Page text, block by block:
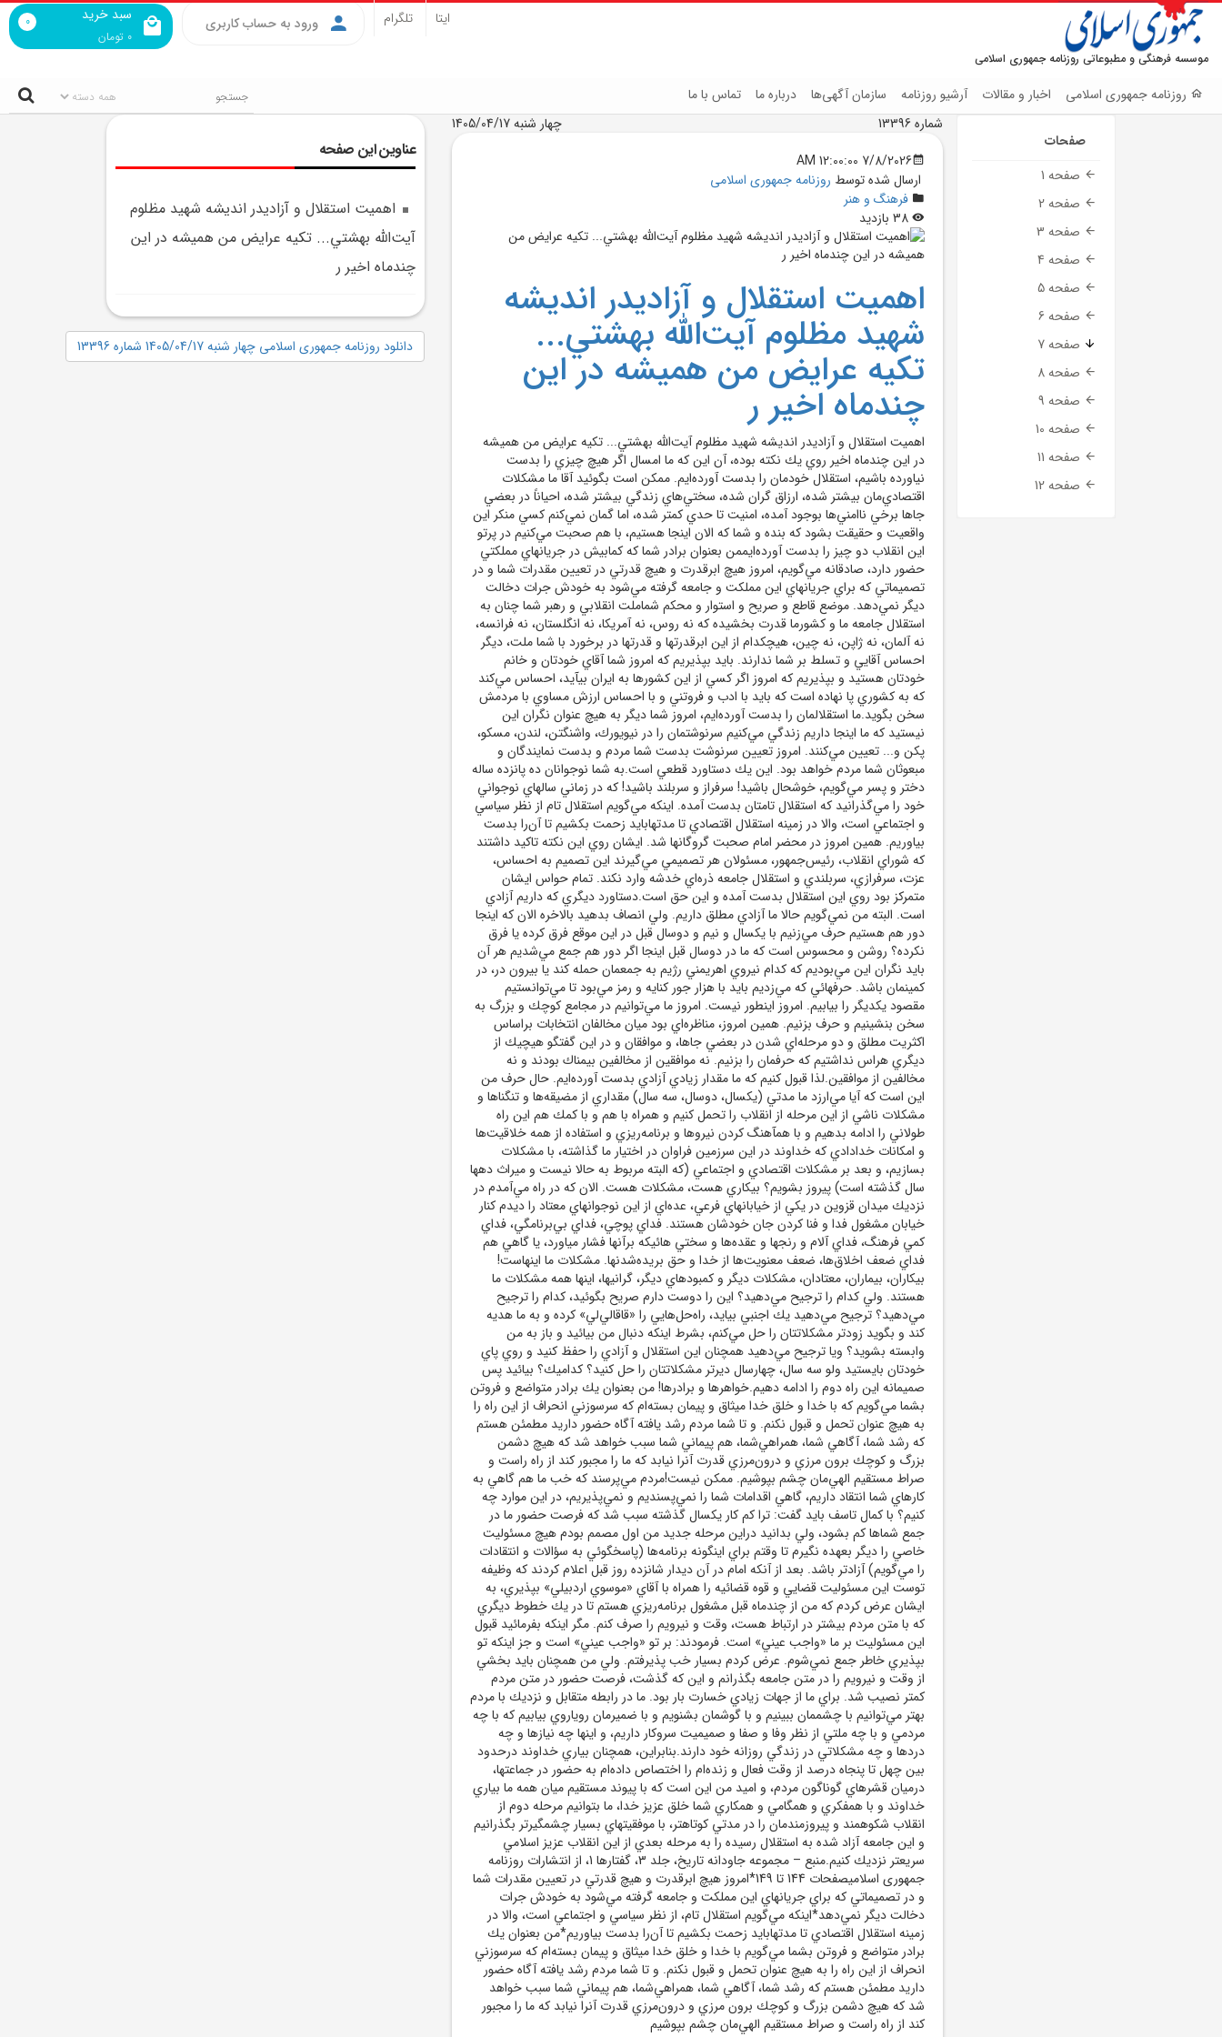
موسسه فرهنگی و مطبوعاتی روزنامه جمهوری اسلامی
سبد خرید
0 تومان
0 ورود به حساب کاربری ایتا تلگرام
روزنامه جمهوری اسلامی اخبار و مقالات آرشیو روزنامه سازمان آگهی‌ها درباره ما تماس با ما
صفحات
صفحه 1
صفحه 2
صفحه 3
صفحه 4
صفحه 5
صفحه 6
صفحه 7
صفحه 8
صفحه 9
صفحه 10
صفحه 11
صفحه 12
شماره 13396
چهار شنبه 1405/04/17
7/8/2026 12:00:00 AM
ارسال شده توسط روزنامه جمهوری اسلامی
فرهنگ و هنر
اهميت استقلال و آزاديدر انديشه
شهيد مظلوم آيت‌الله بهشتي...
تكيه عرايض من هميشه در اين
چندماه اخير ر
اهميت استقلال و آزاديدر انديشه شهيد مظلوم آيت‌الله بهشتي... تكيه عرايض من هميشه
در اين چندماه اخير روي يك نكته بوده، آن اين كه ما امسال اگر هيچ چيزي را بدست
نياورده باشيم، استقلال خودمان را بدست آورده‌ايم. ممكن است بگوئيد آقا ما مشكلات
اقتصادي‌مان بيشتر شده، ارزاق گران شده، سختي‌هاي زندگي بيشتر شده، احياناً در بعضي
جاها برخي ناامني‌ها بوجود آمده، امنيت تا حدي كمتر شده، اما گمان نمي‌كنم كسي منكر اين
واقعيت و حقيقت بشود كه بنده و شما كه الان اينجا هستيم، با هم صحبت مي‌كنيم در پرتو
اين انقلاب دو چيز را بدست آورده‌ايممن بعنوان برادر شما كه كمابيش در جريانهاي مملكتي
حضور دارد، صادقانه مي‌گويم، امروز هيچ ابرقدرت و هيچ قدرتي در تعيين مقدرات شما و در
تصميماتي كه براي جريانهاي اين مملكت و جامعه گرفته مي‌شود به خودش جرات دخالت
ديگر نمي‌دهد. موضع قاطع و صريح و استوار و محكم شماملت انقلابي و رهبر شما چنان به
استقلال جامعه ما و كشورما قدرت بخشيده كه نه روس، نه آمريكا، نه انگلستان، نه فرانسه،
نه آلمان، نه ژاپن، نه چين، هيچكدام از اين ابرقدرتها و قدرتها در برخورد با شما ملت، ديگر
احساس آقايي و تسلط بر شما ندارند. بايد بپذيريم كه امروز شما آقاي خودتان و خانم
خودتان هستيد و بپذيريم كه امروز اگر كسي از اين كشورها به ايران بيآيد، احساس مي‌كند
كه به كشوري پا نهاده است كه بايد با ادب و فروتني و با احساس ارزش مساوي با مردمش
سخن بگويد.ما استقلالمان را بدست آورده‌ايم، امروز شما ديگر به هيچ عنوان نگران اين
نيستيد كه ما اينجا داريم زندگي مي‌كنيم سرنوشتمان را در نيويورك، واشنگتن، لندن، مسكو،
پكن و... تعيين مي‌كنند. امروز تعيين سرنوشت بدست شما مردم و بدست نمايندگان و
مبعوثان شما مردم خواهد بود. اين يك دستاورد قطعي است.به شما نوجوانان ده پانزده ساله
دختر و پسر مي‌گويم، خوشحال باشيد! سرفراز و سربلند باشيد! كه در زماني سالهاي نوجواني
خود را مي‌گذرانيد كه استقلال تامتان بدست آمده. اينكه مي‌گويم استقلال تام از نظر سياسي
و اجتماعي است، والا در زمينه استقلال اقتصادي تا مدتهابايد زحمت بكشيم تا آن‌را بدست
بياوريم. همين امروز در محضر امام صحبت گروگانها شد. ايشان روي اين نكته تاكيد داشتند
كه شوراي انقلاب، رئيس‌جمهور، مسئولان هر تصميمي مي‌گيرند اين تصميم به احساس،
عزت، سرفرازي، سربلندي و استقلال جامعه ذره‌اي خدشه وارد نكند. تمام حواس ايشان
متمركز بود روي اين استقلال بدست آمده و اين حق است.دستاورد ديگري كه داريم آزادي
است. البته من نمي‌گويم حالا ما آزادي مطلق داريم. ولي انصاف بدهيد بالاخره الان كه اينجا
دور هم هستيم حرف مي‌زنيم با يكسال و نيم و دوسال قبل در اين موقع فرق كرده يا فرق
نكرده؟ روشن و محسوس است كه ما در دوسال قبل اينجا اگر دور هم جمع مي‌شديم هر آن
بايد نگران اين مي‌بوديم كه كدام نيروي اهريمني رژيم به جمعمان حمله كند يا بيرون در، در
كمينمان باشد. حرفهائي كه مي‌زديم بايد با هزار جور كنايه و رمز مي‌بود تا مي‌توانستيم
مقصود يكديگر را بيابيم. امروز اينطور نيست. امروز ما مي‌توانيم در مجامع كوچك و بزرگ به
سخن بنشينيم و حرف بزنيم. همين امروز، مناظره‌اي بود ميان مخالفان انتخابات براساس
اكثريت مطلق و دو مرحله‌اي شدن در بعضي جاها، و موافقان و در اين گفتگو هيچيك از
ديگري هراس نداشتيم كه حرفمان را بزنيم. نه موافقين از مخالفين بيمناك بودند و نه
مخالفين از موافقين.لذا قبول كنيم كه ما مقدار زيادي آزادي بدست آورده‌ايم. حال حرف من
اين است كه آيا مي‌ارزد ما مدتي (يكسال، دوسال، سه سال) مقداري از مضيقه‌ها و تنگناها و
مشكلات ناشي از اين مرحله از انقلاب را تحمل كنيم و همراه با هم و با كمك هم اين راه
طولاني را ادامه بدهيم و با همآهنگ كردن نيروها و برنامه‌ريزي و استفاده از همه خلاقيت‌ها
و امكانات خدادادي كه خداوند در اين سرزمين فراوان در اختيار ما گذاشته، با مشكلات
بسازيم، و بعد بر مشكلات اقتصادي و اجتماعي (كه البته مربوط به حالا نيست و ميراث دهها
سال گذشته است) پيروز بشويم؟ بيكاري هست، مشكلات هست. الان كه در راه مي‌آمدم در
نزديك ميدان قزوين در يكي از خيابانهاي فرعي، عده‌اي از اين نوجوانهاي معتاد را ديدم كنار
خيابان مشغول فدا و فنا كردن جان خودشان هستند. فداي پوچي، فداي بي‌برنامگي، فداي
كمي فرهنگ، فداي آلام و رنجها و عقده‌ها و سختي هائيكه برآنها فشار مياورد، يا گاهي هم
فداي ضعف اخلاق‌ها، ضعف معنويت‌ها از خدا و حق بريده‌شدنها. مشكلات ما اينهاست!
بيكاران، بيماران، معتادان، مشكلات ديگر و كمبودهاي ديگر، گرانيها، اينها همه مشكلات ما
هستند. ولي كدام را ترجيح مي‌دهيد؟ اين را دوست دارم صريح بگوئيد، كدام را ترجيح
مي‌دهيد؟ ترجيح مي‌دهيد يك اجنبي بيايد، راه‌حل‌هايي را «قاقالي‌لي» كرده و به ما هديه
كند و بگويد زودتر مشكلاتتان را حل مي‌كنم، بشرط اينكه دنبال من بيائيد و باز به من
وابسته بشويد؟ ويا ترجيح مي‌دهيد همچنان اين استقلال و آزادي را حفظ كنيد و روي پاي
خودتان بايستيد ولو سه سال، چهارسال ديرتر مشكلاتتان را حل كنيد؟ كداميك؟ بيائيد پس
صميمانه اين راه دوم را ادامه دهيم.خواهرها و برادرها! من بعنوان يك برادر متواضع و فروتن
بشما مي‌گويم كه با خدا و خلق خدا ميثاق و پيمان بسته‌ام كه سرسوزني انحراف از اين راه را
به هيچ عنوان تحمل و قبول نكنم. و تا شما مردم رشد يافته آگاه حضور داريد مطمئن هستم
كه رشد شما، آگاهي شما، همراهي‌شما، هم پيماني شما سبب خواهد شد كه هيچ دشمن
بزرگ و كوچك برون مرزي و درون‌مرزي قدرت آنرا نيابد كه ما را مجبور كند از راه راست و
صراط مستقيم الهي‌مان چشم بپوشيم. ممكن نيست!مردم مي‌پرسند كه خب ما هم گاهي به
كارهاي شما انتقاد داريم، گاهي اقدامات شما را نمي‌پسنديم و نمي‌پذيريم، در اين موارد چه
كنيم؟ با كمال تاسف بايد گفت: ترا كم كار يكسال گذشته سبب شد كه فرصت حضور ما در
جمع شماها كم بشود، ولي بدانيد دراين مرحله جديد من اول مصمم بودم هيچ مسئوليت
خاصي را ديگر بعهده نگيرم تا وقتم براي اينگونه برنامه‌ها (پاسخگوئي به سؤالات و انتقادات
را مي‌گويم) آزادتر باشد. بعد از آنكه امام در آن ديدار شانزده روز قبل اعلام كردند كه وظيفه
توست اين مسئوليت قضايي و قوه قضائيه را همراه با آقاي «موسوي اردبيلي» بپذيري، به
ايشان عرض كردم كه من از چندماه قبل مشغول برنامه‌ريزي هستم تا در يك خطوط ديگري
كه با متن مردم بيشتر در ارتباط هست، وقت و نيرويم را صرف كنم. مگر اينكه بفرمائيد قبول
اين مسئوليت بر ما «واجب عيني» است. فرمودند: بر تو «واجب عيني» است و جز اينكه تو
بپذيري خاطر جمع نمي‌شوم. عرض كردم بسيار خب پذيرفتم. ولي من همچنان بايد بخشي
از وقت و نيرويم را در متن جامعه بگذرانم و اين كه گذشت، فرصت حضور در متن مردم
كمتر نصيب شد. براي ما از جهات زيادي خسارت بار بود. ما در رابطه متقابل و نزديك با مردم
بهتر مي‌توانيم با چشممان ببينيم و با گوشمان بشنويم و با ضميرمان روياروي بيابيم كه با چه
مردمي و با چه ملتي از نظر وفا و صفا و صميميت سروكار داريم، و اينها چه نيازها و چه
دردها و چه مشكلاتي در زندگي روزانه خود دارند.بنابراين، همچنان بياري خداوند درحدود
بين چهل تا پنجاه درصد از وقت فعال و زنده‌ام را اختصاص داده‌ام به حضور در جماعتها،
درميان قشرهاي گوناگون مردم، و اميد من اين است كه با پيوند مستقيم ميان همه ما بياري
خداوند و با همفكري و همگامي و همكاري شما خلق عزيز خدا، ما بتوانيم مرحله دوم از
انقلاب شكوهمند و پيروزمندمان را در مدتي كوتاهتر، با موفقيتهاي بسيار چشمگيرتر بگذرانيم
و اين جامعه آزاد شده به استقلال رسيده را به مرحله بعدي از اين انقلاب عزيز اسلامي
سريعتر نزديك كنيم.منبع – مجموعه جاودانه تاریخ، جلد 3، گفتارها 1، از انتشارات روزنامه
جمهوری اسلامیصفحات 144 تا 149*امروز هيچ ابرقدرت و هيچ قدرتي در تعيين مقدرات شما
و در تصميماتي كه براي جريانهاي اين مملكت و جامعه گرفته مي‌شود به خودش جرات
دخالت ديگر نمي‌دهد*اينكه مي‌گويم استقلال تام، از نظر سياسي و اجتماعي است، والا در
زمينه استقلال اقتصادي تا مدتهابايد زحمت بكشيم تا آن‌را بدست بياوريم*من بعنوان يك
برادر متواضع و فروتن بشما مي‌گويم با خدا و خلق خدا ميثاق و پيمان بسته‌ام كه سرسوزني
انحراف از اين راه را به هيچ عنوان تحمل و قبول نكنم. و تا شما مردم رشد يافته آگاه حضور
داريد مطمئن هستم كه رشد شما، آگاهي شما، همراهي‌شما، هم پيماني شما سبب خواهد
شد كه هيچ دشمن بزرگ و كوچك برون مرزي و درون‌مرزي قدرت آنرا نيابد كه ما را مجبور
كند از راه راست و صراط مستقيم الهي‌مان چشم بپوشيم
عناوین این صفحه
اهميت استقلال و آزاديدر انديشه شهيد مظلوم
آيت‌الله بهشتي... تكيه عرايض من هميشه در اين
چندماه اخير ر
دانلود روزنامه جمهوری اسلامی چهار شنبه 1405/04/17 شماره 13396